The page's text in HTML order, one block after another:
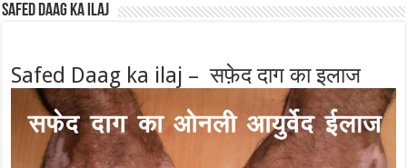
Safed Daag ka ilaj
Safed Daag ka ilaj – सफ़ेद दाग का इलाज